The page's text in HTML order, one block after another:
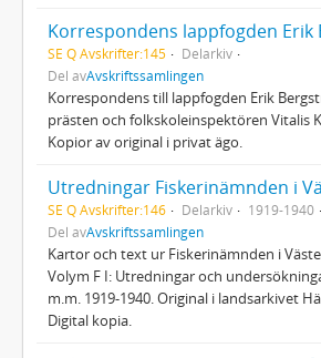
SE Q Avskrifter:145
Delarkiv
Del avAvskriftssamlingen
Korrespondens till lappfogden Erik
prästen och folkskoleinspektören Vitalis
Kopior av original i privat ägo.
SE Q Avskrifter:146 Delarkiv
1919-1940
Del avAvskriftssamlingen
Kartor och text ur Fiskerinämnden i
Volym F I: Utredningar och
m.m. 1919-1940. Original i landsarkivet
Digital kopia.